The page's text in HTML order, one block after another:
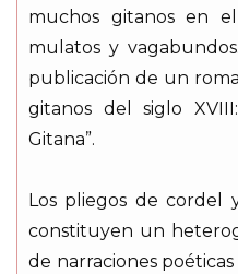
muchos gitanos en
mulatos y
publicación de un
gitanos del siglo
Gitana”.
Los pliegos de cordel
constituyen un
de narraciones